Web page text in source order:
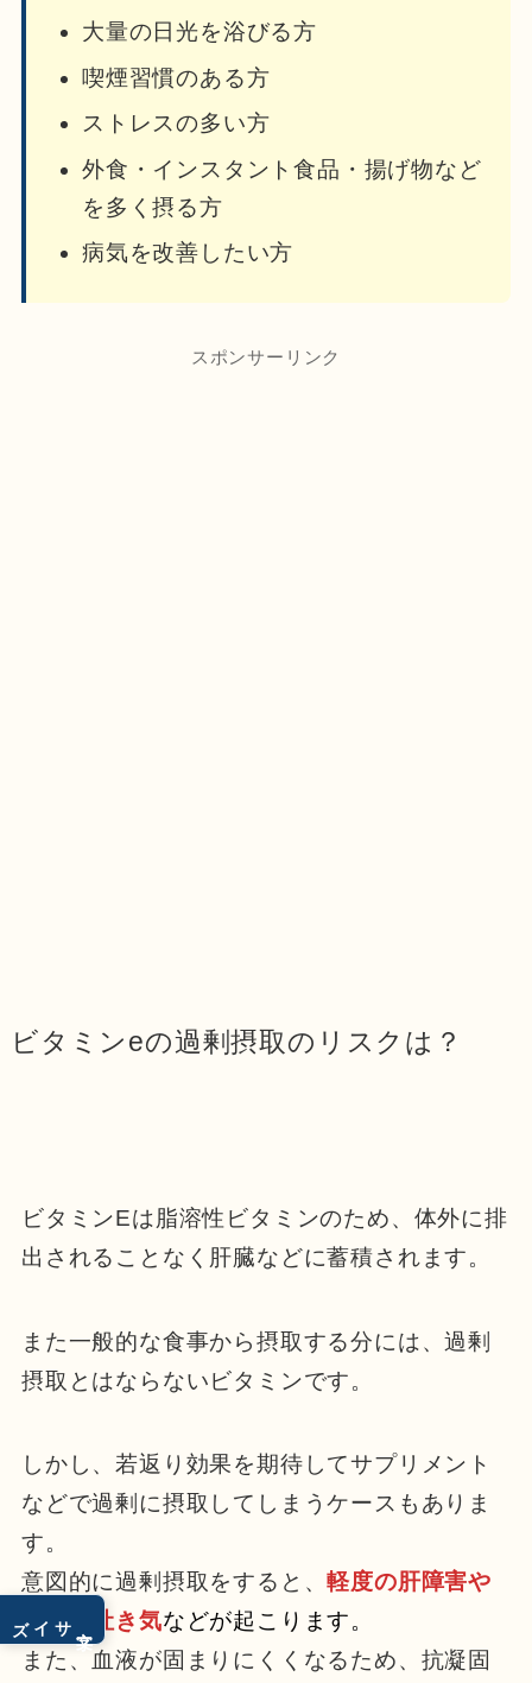
サイズ
大量の日光を浴びる方
喫煙習慣のある方
ストレスの多い方
外食・インスタント食品・揚げ物など
を多く摂る方
病気を改善したい方
スポンサーリンク
ビタミンeの過剰摂取のリスクは？
ビタミンEは脂溶性ビタミンのため、体外に排
出されることなく肝臓などに蓄積されます。
また一般的な食事から摂取する分には、過剰
摂取とはならないビタミンです。
しかし、若返り効果を期待してサプリメント
などで過剰に摂取してしまうケースもありま
す。
意図的に過剰摂取をすると、軽度の肝障害や
下痢、吐き気などが起こります。
また、血液が固まりにくくなるため、抗凝固